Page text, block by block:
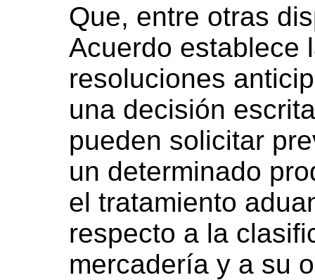
Que, entre otras
Acuerdo establece
resoluciones
una decisión
pueden solicitar
un determinado
el tratamiento
respecto a la
mercadería y a su